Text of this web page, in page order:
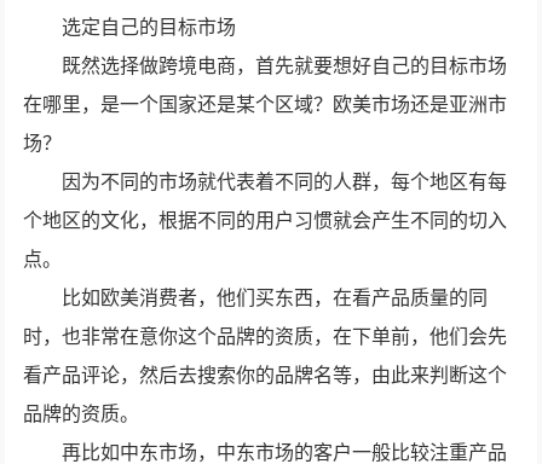
选定自己的目标市场
既然选择做跨境电商，首先就要想好自己的目标市场
在哪里，是一个国家还是某个区域？欧美市场还是亚洲市
场？
因为不同的市场就代表着不同的人群，每个地区有每
个地区的文化，根据不同的用户习惯就会产生不同的切入
点。
比如欧美消费者，他们买东西，在看产品质量的同
时，也非常在意你这个品牌的资质，在下单前，他们会先
看产品评论，然后去搜索你的品牌名等，由此来判断这个
品牌的资质。
再比如中东市场，中东市场的客户一般比较注重产品